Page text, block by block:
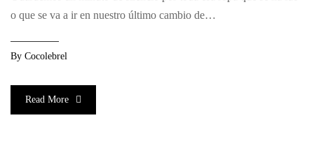
o que se va a ir en nuestro último cambio de
deshacerte de parte de la ropa que está en tu armario y que ya no
By Cocolebrel
Read More